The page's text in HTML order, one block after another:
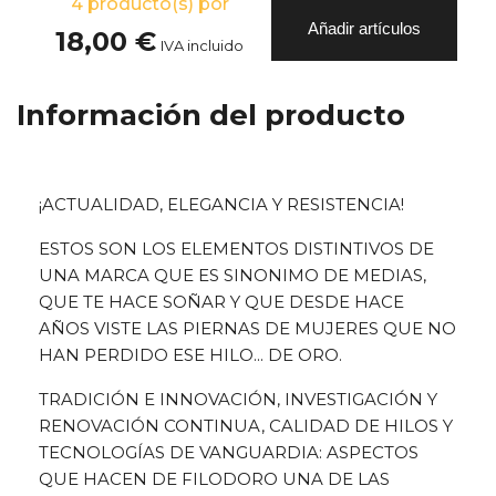
18,00 € IVA incluido
Añadir artículos
Información del producto
¡ACTUALIDAD, ELEGANCIA Y RESISTENCIA!
ESTOS SON LOS ELEMENTOS DISTINTIVOS DE
UNA MARCA QUE ES SINONIMO DE MEDIAS,
QUE TE HACE SOÑAR Y QUE DESDE HACE
AÑOS VISTE LAS PIERNAS DE MUJERES QUE NO
HAN PERDIDO ESE HILO... DE ORO.
TRADICIÓN E INNOVACIÓN, INVESTIGACIÓN Y
RENOVACIÓN CONTINUA, CALIDAD DE HILOS Y
TECNOLOGÍAS DE VANGUARDIA: ASPECTOS
QUE HACEN DE FILODORO UNA DE LAS